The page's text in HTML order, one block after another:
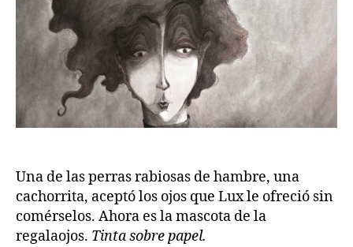
Una de las perras rabiosas de hambre, una
cachorrita, aceptó los ojos que Lux le ofreció sin
comérselos. Ahora es la mascota de la
regalaojos. Tinta sobre papel.